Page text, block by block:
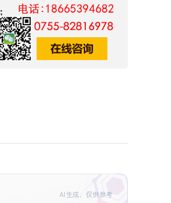
AI生成，仅供参考